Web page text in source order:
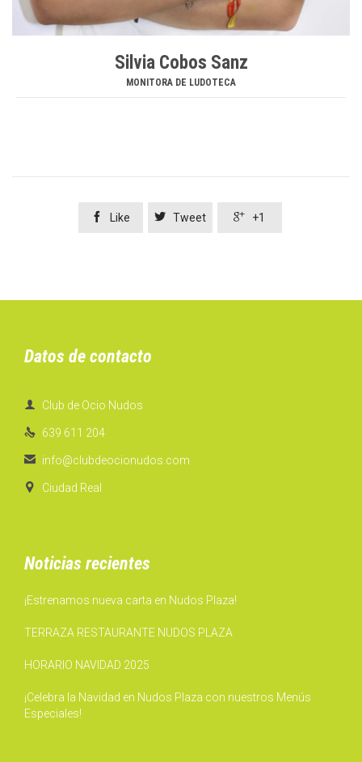
Silvia Cobos Sanz
MONITORA DE LUDOTECA
 Like  Tweet  +1
Datos de contacto
 Club de Ocio Nudos
 639 611 204
 info@clubdeocionudos.com
 Ciudad Real
Noticias recientes
¡Estrenamos nueva carta en Nudos Plaza!
TERRAZA RESTAURANTE NUDOS PLAZA
HORARIO NAVIDAD 2025
¡Celebra la Navidad en Nudos Plaza con nuestros Menús
Especiales!